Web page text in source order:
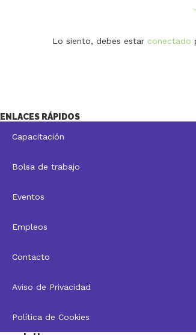
Lo siento, debes estar conectado
ENLACES RÁPIDOS
Capacitación
Bolsa de trabajo
Eventos
Empleos
Contacto
Aviso de Privacidad
Política de Cookies